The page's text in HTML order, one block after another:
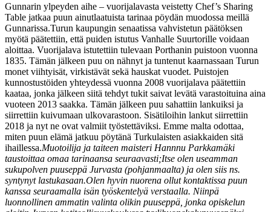
Gunnarin ylpeyden aihe – vuorijalavasta veistetty Chef’s Sharing
Table jatkaa puun ainutlaatuista tarinaa pöydän muodossa meillä
Gunnarissa.Turun kaupungin senaatissa vahvistetun päätöksen
myötä päätettiin, että puiden istutus Vanhalle Suurtorille voidaan
aloittaa. Vuorijalava istutettiin tulevaan Porthanin puistoon vuonna
1835. Tämän jälkeen puu on nähnyt ja tuntenut kaarnassaan Turun
monet viihtyisät, virkistävät sekä hauskat vuodet. Puistojen
kunnostustöiden yhteydessä vuonna 2008 vuorijalava päätettiin
kaataa, jonka jälkeen siitä tehdyt tukit saivat levätä varastoituina aina
vuoteen 2013 saakka. Tämän jälkeen puu sahattiin lankuiksi ja
siirrettiin kuivumaan ulkovarastoon. Sisätiloihin lankut siirrettiin
2018 ja nyt ne ovat valmiit työstettäviksi. Emme malta odottaa,
miten puun elämä jatkuu pöytänä Turkulaisten asiakkaiden sitä
ihaillessa.Muotoilija ja taiteen maisteri Hannnu Parkkamäki
taustoittaa omaa tarinaansa seuraavasti;Itse olen useamman
sukupolven puuseppä Jurvasta (pohjanmaalta) ja olen siis ns.
syntynyt lastukasaan.Olen hyvin nuorena ollut kontaktissa puun
kanssa seuraamalla isän työskentelyä verstaalla. Niinpä
luonnollinen ammatin valinta olikin puuseppä, jonka opiskelun